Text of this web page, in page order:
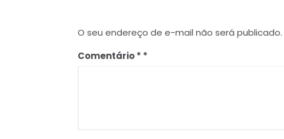
O seu endereço de e-mail não será publicado.
Comentário*